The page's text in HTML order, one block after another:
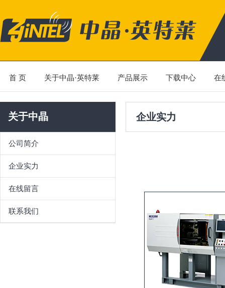
首 页 关于中晶·英特莱 产品展示 下载中心 在
关于中晶
公司简介
企业实力
在线留言
联系我们
企业实力